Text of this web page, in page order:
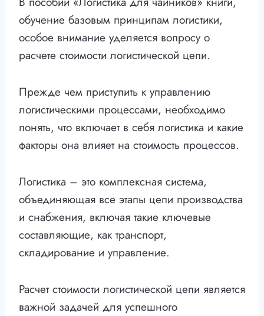
обучение базовым принципам логистики,
особое внимание уделяется вопросу о
расчете стоимости логистической цепи.
Прежде чем приступить к управлению
логистическими процессами, необходимо
понять, что включает в себя логистика и какие
факторы она влияет на стоимость процессов.
Логистика – это комплексная система,
объединяющая все этапы цепи производства
и снабжения, включая такие ключевые
составляющие, как транспорт,
складирование и управление.
Расчет стоимости логистической цепи является
важной задачей для успешного